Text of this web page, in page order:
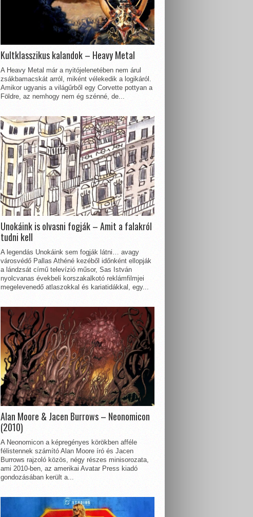
Kultklasszikus kalandok – Heavy Metal
A Heavy Metal már a nyitójelenetében nem árul
zsákbamacskát arról, miként vélekedik a logikáról.
Amikor ugyanis a világűrből egy Corvette pottyan a
Földre, az nemhogy nem ég szénné, de...
Unokáink is olvasni fogják – Amit a falakról
tudni kell
A legendás Unokáink sem fogják látni… avagy
városvédő Pallas Athéné kezéből időnként ellopják
a lándzsát című televízió műsor, Sas István
nyolcvanas évekbeli korszakalkotó reklámfilmjei
megelevenedő atlaszokkal és kariatidákkal, egy...
Alan Moore & Jacen Burrows – Neonomicon
(2010)
A Neonomicon a képregényes körökben afféle
félistennek számító Alan Moore író és Jacen
Burrows rajzoló közös, négy részes minisorozata,
ami 2010-ben, az amerikai Avatar Press kiadó
gondozásában került a...